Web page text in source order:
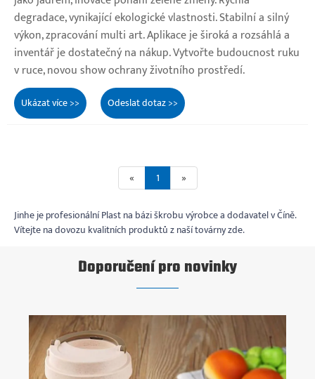
degradace, vynikající ekologické vlastnosti. Stabilní a silný
výkon, zpracování multi art. Aplikace je široká a rozsáhlá a
inventář je dostatečný na nákup. Vytvořte budoucnost ruku
v ruce, novou show ochrany životního prostředí.
Ukázat více >> Odeslat dotaz >>
« 1 »
Jinhe je profesionální Plast na bázi škrobu výrobce a dodavatel v Číně.
Vítejte na dovozu kvalitních produktů z naší továrny zde.
Doporučení pro novinky